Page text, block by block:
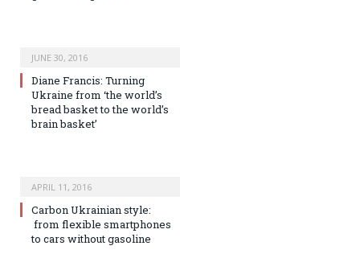
JUNE 30, 2016
Diane Francis: Turning
Ukraine from ‘the world’s
bread basket to the world’s
brain basket’
APRIL 11, 2016
Сarbon Ukrainian style:
from flexible smartphones
to cars without gasoline